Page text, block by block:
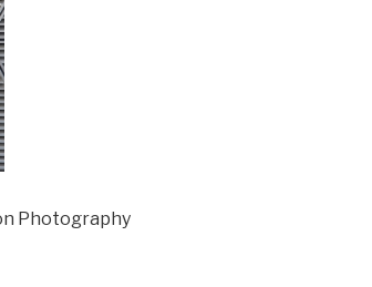
Photography